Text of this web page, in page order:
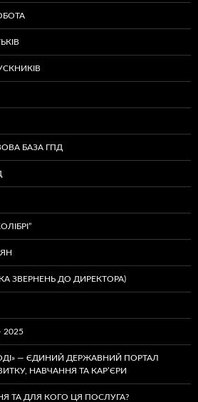
БАЗА ГПД
ЗВЕРНЕНЬ ДО ДИРЕКТОРА)
— ЄДИНИЙ ДЕРЖАВНИЙ ПОРТАЛ
НАВЧАННЯ ТА КАР’ЄРИ
ТА ДЛЯ КОГО ЦЯ ПОСЛУГА?